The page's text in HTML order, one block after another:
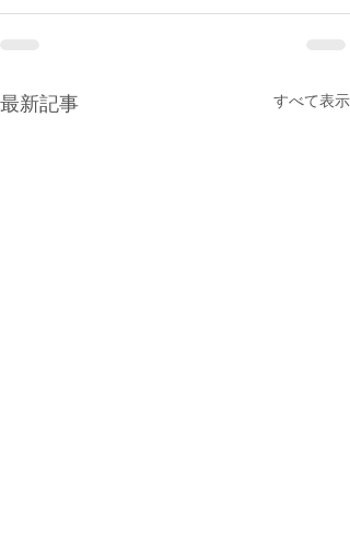
最新記事 すべて表示